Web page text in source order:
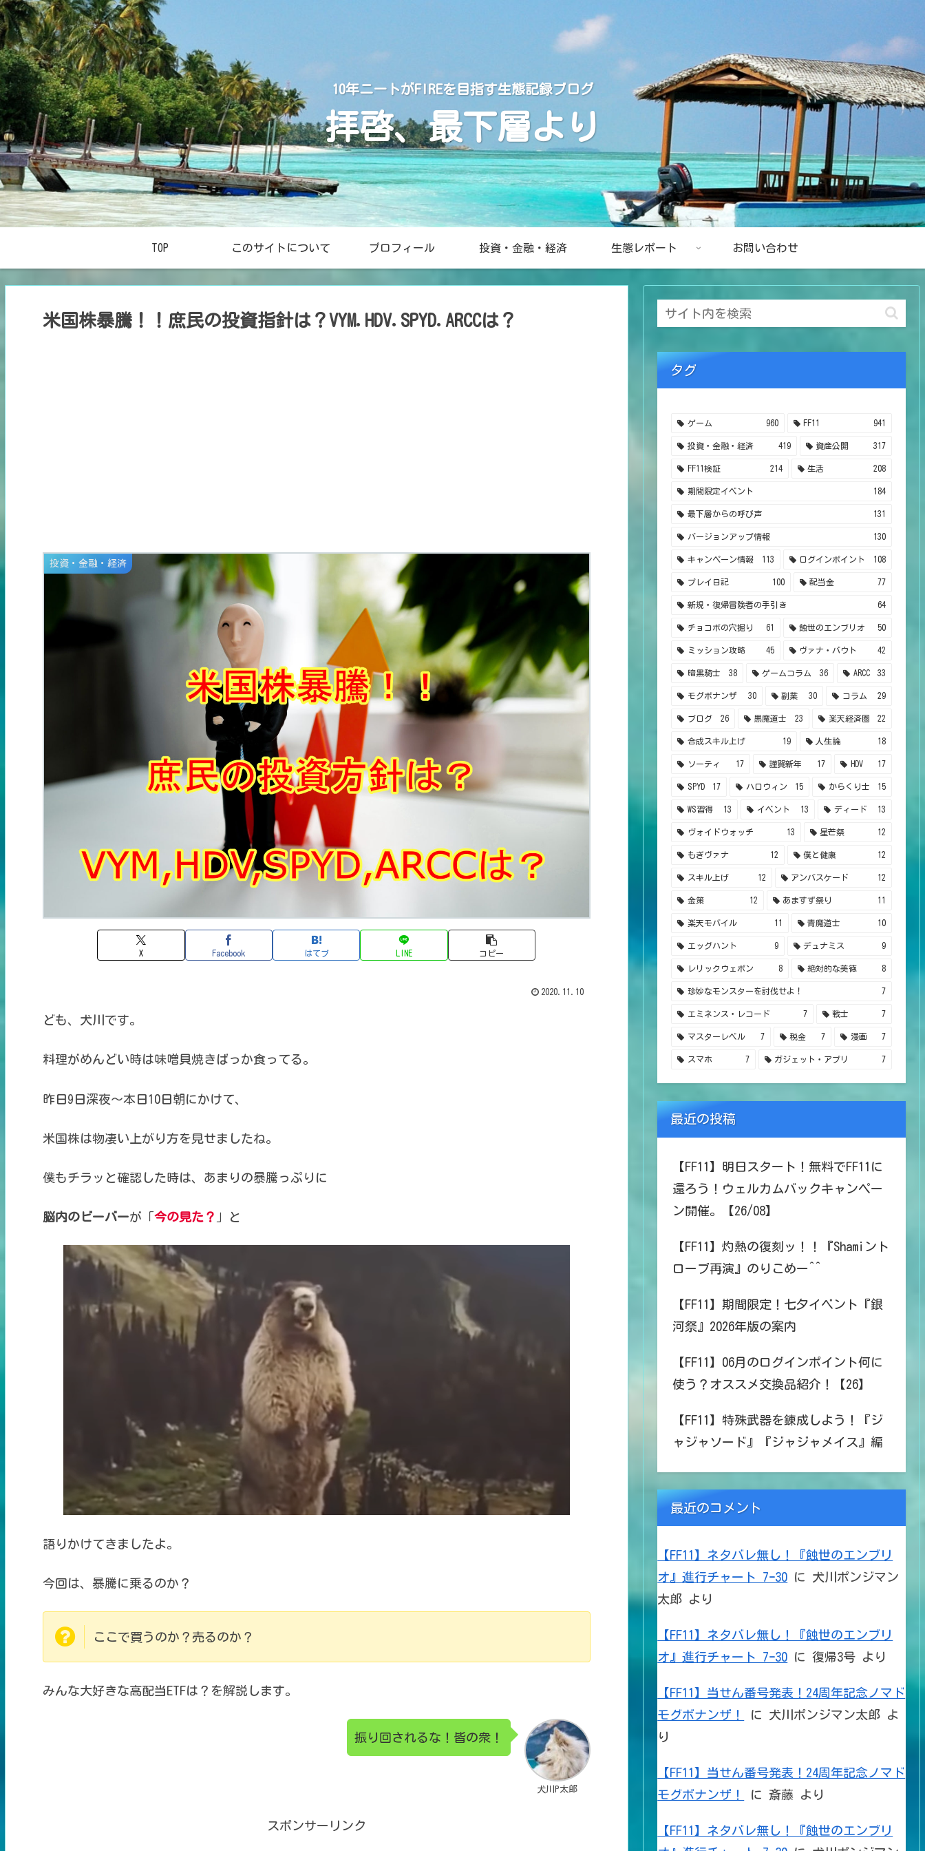
10年ニートがFIREを目指す生態記録ブログ
拝啓、最下層より
TOP このサイトについて プロフィール 投資・金融・経済 生態レポート お問い合わせ
米国株暴騰！！庶民の投資指針は？VYM.HDV.SPYD.ARCCは？
投資・金融・経済
X Facebook はてブ LINE コピー
2020.11.10
ども、犬川です。
料理がめんどい時は味噌貝焼きばっか食ってる。
昨日9日深夜～本日10日朝にかけて、
米国株は物凄い上がり方を見せましたね。
僕もチラッと確認した時は、 あまりの暴騰っぷりに
脳内のビーバーが「今の見た？ 」と
語りかけてきましたよ。
今回は、暴騰に乗るのか？
ここで買うのか？売るのか？
みんな大好きな高配当ETFは？ を解説します。
犬川P太郎
振り回されるな！皆の衆！
スポンサーリンク
タグ
ゲーム 960 FF11 941
投資・金融・経済 419 資産公開 317
FF11検証 214 生活 208
期間限定イベント 184
最下層からの呼び声 131
バージョンアップ情報 130
キャンペーン情報 113 ログインポイント 108
プレイ日記 100 配当金 77
新規・復帰冒険者の手引き 64
チョコボの穴掘り 61 蝕世のエンブリオ 50
ミッション攻略 45 ヴァナ・バウト 42
暗黒騎士 38 ゲームコラム 36 ARCC 33
モグボナンザ 30 副業 30 コラム 29
ブログ 26 黒魔道士 23 楽天経済圏 22
合成スキル上げ 19 人生論 18
ソーティ 17 謹賀新年 17 HDV 17
SPYD 17 ハロウィン 15 からくり士 15
WS習得 13 イベント 13 ディード 13
ヴォイドウォッチ 13 星芒祭 12
もぎヴァナ 12 僕と健康 12
スキル上げ 12 アンバスケード 12
金策 12 あますず祭り 11
楽天モバイル 11 青魔道士 10
エッグハント 9 デュナミス 9
レリックウェポン 8 絶対的な美徳 8
珍妙なモンスターを討伐せよ！ 7
エミネンス・レコード 7 戦士 7
マスターレベル 7 税金 7 漫画 7
スマホ 7 ガジェット・アプリ 7
最近の投稿
【FF11】明日スタート！無料でFF11に
還ろう！ウェルカムバックキャンペー
ン開催。【26/08】
【FF11】灼熱の復刻ッ！！『Shamiント
ローブ再演』のりこめー^^
【FF11】期間限定！七夕イベント『銀
河祭』2026年版の案内
【FF11】06月のログインポイント何に
使う？オススメ交換品紹介！【26】
【FF11】特殊武器を錬成しよう！『ジ
ャジャソード』『ジャジャメイス』編
最近のコメント
【FF11】ネタバレ無し！『蝕世のエンブリ
オ』進行チャート 7ｰ30 に 犬川ポンジマン
太郎 より
【FF11】ネタバレ無し！『蝕世のエンブリ
オ』進行チャート 7ｰ30 に復帰3号 より
【FF11】当せん番号発表！24周年記念ノマド
モグボナンザ！
に 犬川ポンジマン太郎 よ
り
【FF11】当せん番号発表！24周年記念ノマド
モグボナンザ！
に斎藤 より
【FF11】ネタバレ無し！『蝕世のエンブリ